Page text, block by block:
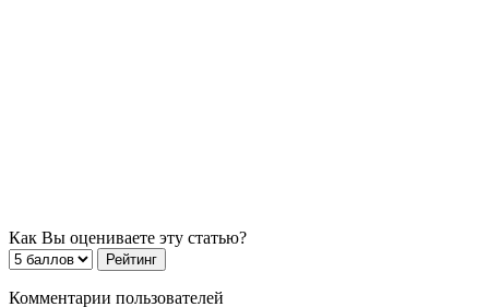
Как Вы оцениваете эту статью?
Комментарии пользователей